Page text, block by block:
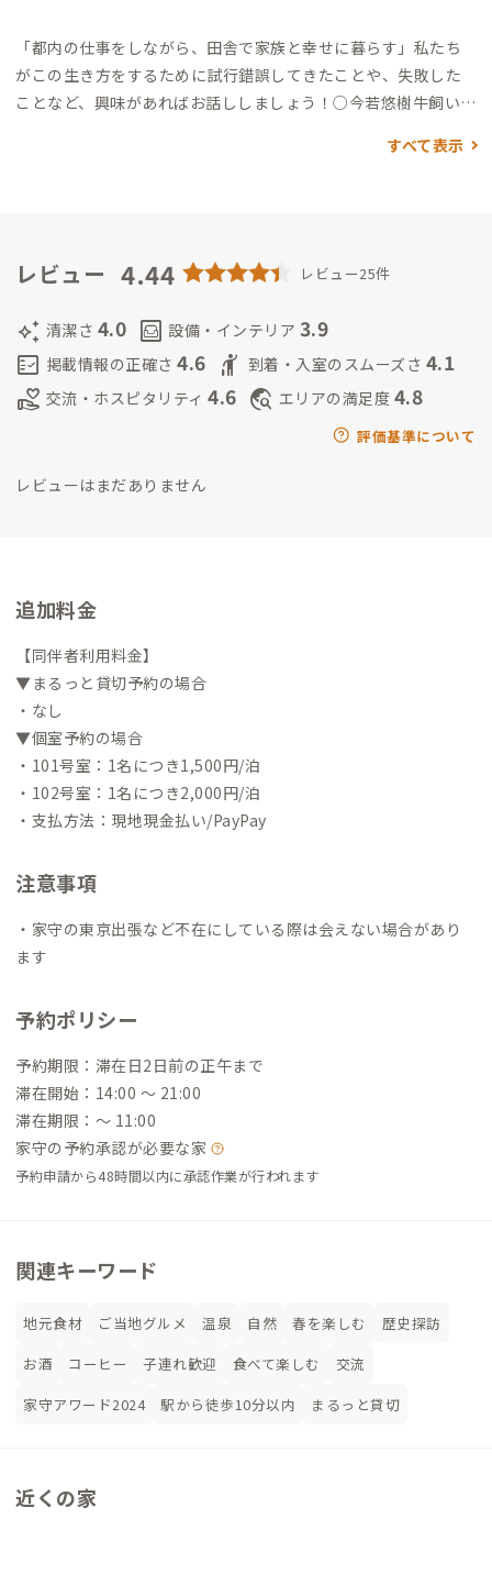
「都内の仕事をしながら、田舎で家族と幸せに暮らす」 私たち
がこの生き方をするために試行錯誤してきたことや、失敗した
ことなど、興味があればお話ししましょう！ ○今若悠樹牛飼いの
出雲観光大使で
県のトヨタ帝国で生まれ育ち、旦那との出会いを機に東京3年を
ーム。都内ITコンサル企業で人事としてフルリモートで働いて
います。
令和4年生まれ。好奇心旺盛なわんぱくボーイで
す。 車と滑り台で遊ぶのが大好き！
すべて表示
レビュー 4.44 レビュー25件
auto_awesome 清潔さ 4.0 living 設備・インテリア 3.9
fact_check 掲載情報の正確さ 4.6 hail 到着・入室のスムーズさ 4.1
volunteer_activism 交流・ホスピタリティ 4.6 travel_explore エリアの満足度 4.8
評価基準について
レビューはまだありません
追加料金
【同伴者利用料金】
▼まるっと貸切予約の場合
・なし
▼個室予約の場合
・101号室：1名につき1,500円/泊
・102号室：1名につき2,000円/泊
・支払方法：現地現金払い/PayPay
注意事項
・家守の東京出張など不在にしている際は会えない場合があり
ます
予約ポリシー
予約期限：滞在日2日前の正午まで
滞在開始：14:00 〜 21:00
滞在期限：〜 11:00
家守の予約承認が必要な家
予約申請から48時間以内に承認作業が行われます
関連キーワード
地元食材 ご当地グルメ 温泉 自然 春を楽しむ
歴史探訪
お酒
コーヒー 子連れ歓迎 食べて楽しむ
交流
家守アワード2024
駅から徒歩10分以内 まるっと貸切
近くの家